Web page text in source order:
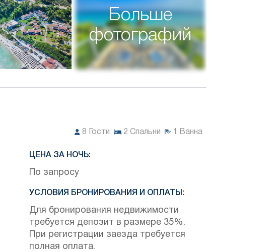
Больше
фотографий
8 Гости 2 Спальни 1 Ванна
ЦЕНА ЗА НОЧЬ:
По запросу
УСЛОВИЯ БРОНИРОВАНИЯ И ОПЛАТЫ:
Для бронирования недвижимости
требуется депозит в размере 35%.
При регистрации заезда требуется
полная оплата.